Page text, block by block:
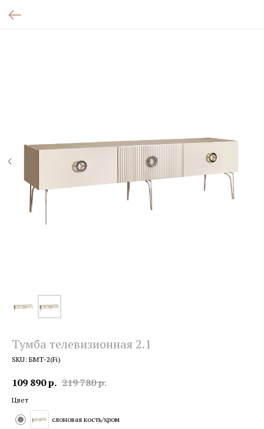
Тумба телевизионная 2.1
SKU: БМТ-2(Fi)
109 890р. 219 780р.
Цвет
слоновая кость/хром